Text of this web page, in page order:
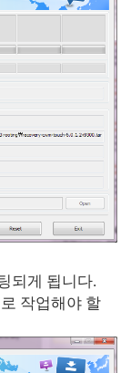
되게 됩니다.
작업해야 할